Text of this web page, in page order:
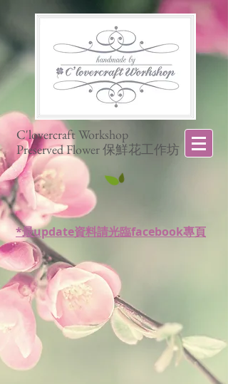
C'lovercraft Workshop
Preserved Flower 保鮮花工作坊
*最update資料請光臨facebook專頁